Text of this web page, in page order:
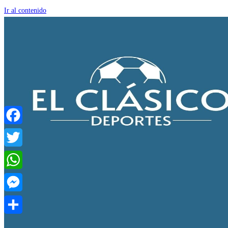
Ir al contenido
Facebook
Twitter
WhatsApp
Messenger